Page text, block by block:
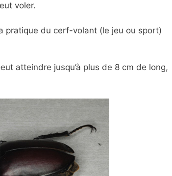
voler.
pratique du cerf-volant (le jeu ou sport)
atteindre jusqu’à plus de 8 cm de long,